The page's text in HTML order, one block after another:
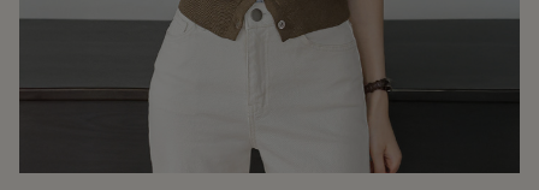
헨틴링클 날개티셔츠+치마바지SET
12%